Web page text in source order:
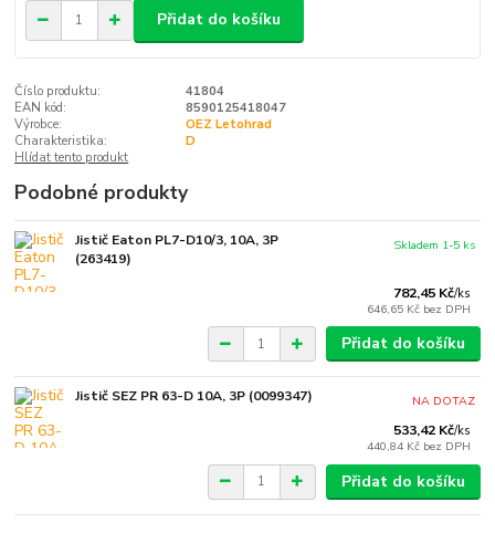
Přidat do košíku
Číslo produktu:
41804
EAN kód:
8590125418047
Výrobce:
OEZ Letohrad
Charakteristika:
D
Hlídat tento produkt
Podobné produkty
Jistič Eaton PL7-D10/3, 10A, 3P
(263419)
782,45 Kč/ks
646,65 Kč bez DPH
Skladem 1-5 ks
Přidat do košíku
Jistič SEZ PR 63-D 10A, 3P (0099347)
533,42 Kč/ks
440,84 Kč bez DPH
NA DOTAZ
Přidat do košíku